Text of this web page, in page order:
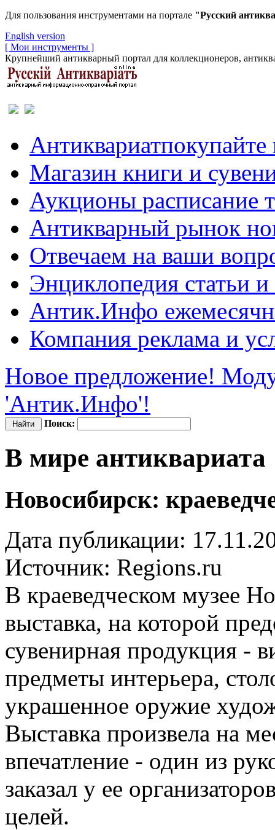
Для пользования инструментами на портале "Русский
English version
[ Мои инструменты ]
Крупнейший антикварный портал для коллекционеров,
Антиквариатпокупайте
Магазин книги и
Аукционы расписание
Антикварный рынок
Отвечаем на ваши
Энциклопедия статьи
Антик.Инфо
Компания реклама и
Новое предложение!
'Антик.Инфо'!
Поиск:
В мире антиквариата
Новосибирск:
Дата публикации:
Источник: Regions.ru
В краеведческом музее
выставка, на которой
сувенирная продукция -
предметы интерьера,
украшенное оружие
Выставка произвела на
впечатление - один из
заказал у ее
целей.